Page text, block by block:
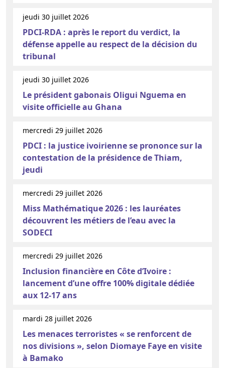
jeudi 30 juillet 2026
PDCI-RDA : après le report du verdict, la
défense appelle au respect de la décision du
tribunal
jeudi 30 juillet 2026
Le président gabonais Oligui Nguema en
visite officielle au Ghana
mercredi 29 juillet 2026
PDCI : la justice ivoirienne se prononce sur la
contestation de la présidence de Thiam,
jeudi
mercredi 29 juillet 2026
Miss Mathématique 2026 : les lauréates
découvrent les métiers de l’eau avec la
SODECI
mercredi 29 juillet 2026
Inclusion financière en Côte d’Ivoire :
lancement d’une offre 100% digitale dédiée
aux 12-17 ans
mardi 28 juillet 2026
Les menaces terroristes « se renforcent de
nos divisions », selon Diomaye Faye en visite
à Bamako